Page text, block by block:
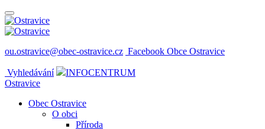
ou.ostravice@obec-ostravice.cz Facebook Obce Ostravice
Vyhledávání
INFOCENTRUM
Ostravice
Obec Ostravice
O obci
Příroda